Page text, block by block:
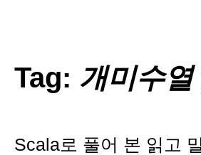
Tag: 개미수열
Scala로 풀어 본 읽고